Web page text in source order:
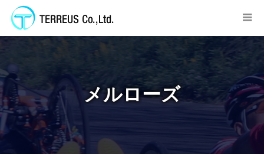
メルローズ